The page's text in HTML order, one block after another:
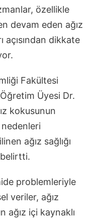
özellikle
devam eden ağız
açısından dikkate
Fakültesi
Üyesi Dr.
kokusunun
ağız sağlığı
problemleriyle
veriler, ağız
ağız içi kaynaklı